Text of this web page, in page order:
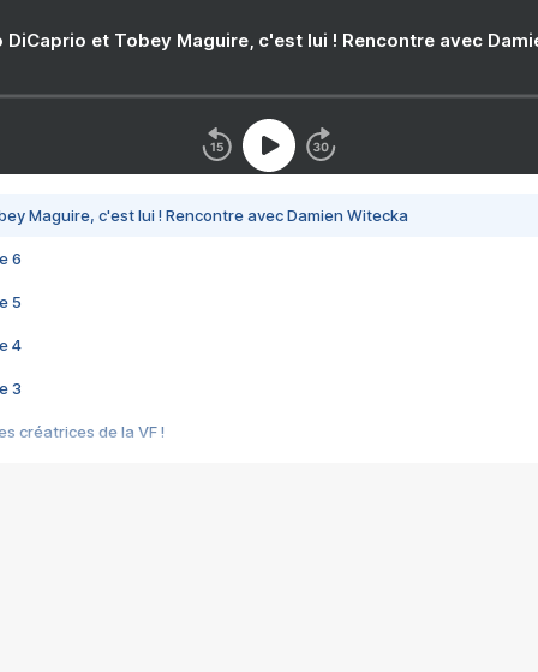
DiCaprio et Tobey Maguire, c'est lui ! Rencontre avec
Maguire, c'est lui ! Rencontre avec Damien Witecka
6
5
4
3
créatrices de la VF !